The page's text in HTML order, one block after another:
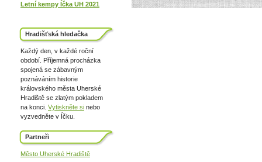
Letní kempy Íčka UH 2021
Hradišťská hledačka
Každý den, v každé roční
období. Příjemná procházka
spojená se zábavným
poznáváním historie
královského města Uherské
Hradiště se zlatým pokladem
na konci. Vytiskněte si nebo
vyzvedněte v Íčku.
Partneři
Město Uherské Hradiště